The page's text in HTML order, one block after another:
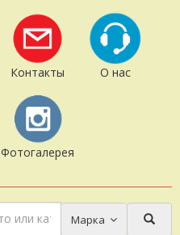
Контакты О нас
Фотогалерея
Марка